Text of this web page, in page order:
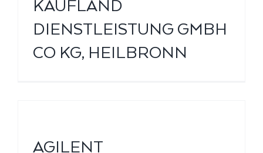
KAUFLAND
DIENSTLEISTUNG GMBH
CO KG, HEILBRONN
AGILENT